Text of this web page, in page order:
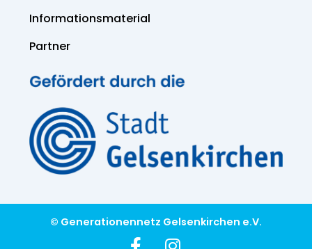
Informations­material
Partner
© Generationennetz Gelsenkirchen e.V.